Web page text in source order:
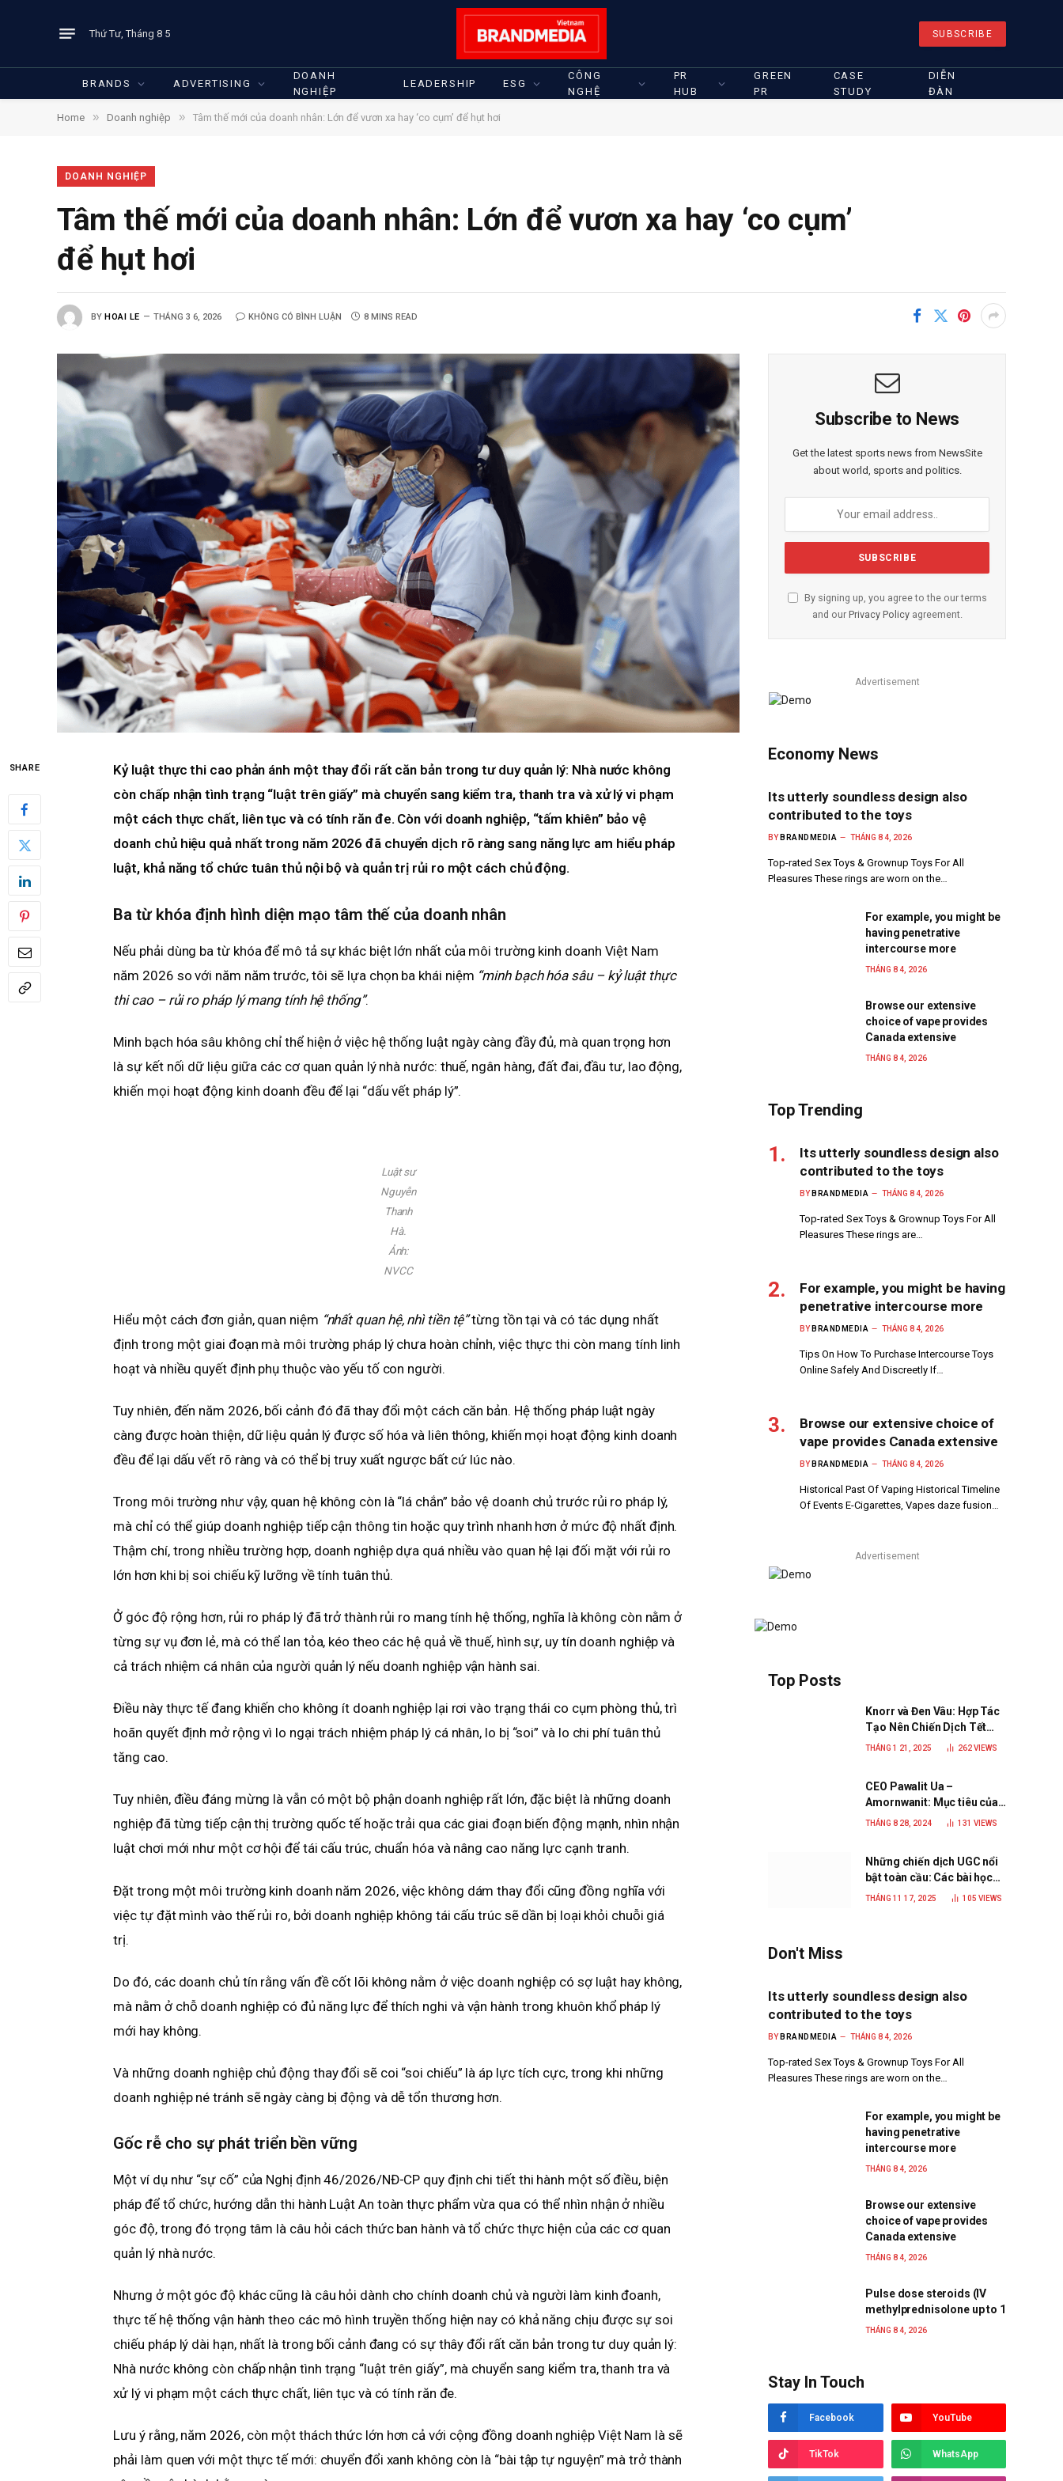
Thứ Tư, Tháng 8 5 SUBSCRIBE
BRANDS ADVERTISING
DOANH
NGHIỆP
LEADERSHIP ESG
CÔNG
NGHỆ
PR
HUB
GREEN
PR
CASE
STUDY
DIỄN
ĐÀN
Home » Doanh nghiệp » Tâm thế mới của doanh nhân: Lớn để vươn xa hay ‘co cụm’ để hụt hơi
DOANH NGHIỆP
Tâm thế mới của doanh nhân: Lớn để vươn xa hay ‘co cụm’
để hụt hơi
BY HOAI LE THÁNG 3 6, 2026 KHÔNG CÓ BÌNH LUẬN 8 MINS READ
SHARE
Kỷ luật thực thi cao phản ánh một thay đổi rất căn bản trong tư duy quản lý: Nhà nước không
còn chấp nhận tình trạng “luật trên giấy” mà chuyển sang kiểm tra, thanh tra và xử lý vi phạm
một cách thực chất, liên tục và có tính răn đe. Còn với doanh nghiệp, “tấm khiên” bảo vệ
doanh chủ hiệu quả nhất trong năm 2026 đã chuyển dịch rõ ràng sang năng lực am hiểu pháp
luật, khả năng tổ chức tuân thủ nội bộ và quản trị rủi ro một cách chủ động.
Ba từ khóa định hình diện mạo tâm thế của doanh nhân
Nếu phải dùng ba từ khóa để mô tả sự khác biệt lớn nhất của môi trường kinh doanh Việt Nam
năm 2026 so với năm năm trước, tôi sẽ lựa chọn ba khái niệm “minh bạch hóa sâu – kỷ luật thực
thi cao – rủi ro pháp lý mang tính hệ thống”.
Minh bạch hóa sâu không chỉ thể hiện ở việc hệ thống luật ngày càng đầy đủ, mà quan trọng hơn
là sự kết nối dữ liệu giữa các cơ quan quản lý nhà nước: thuế, ngân hàng, đất đai, đầu tư, lao động,
khiến mọi hoạt động kinh doanh đều để lại “dấu vết pháp lý”.
Luật sư
Nguyễn
Thanh
Hà.
Ảnh:
NVCC
Hiểu một cách đơn giản, quan niệm “nhất quan hệ, nhì tiền tệ”từng tồn tại và có tác dụng nhất
định trong một giai đoạn mà môi trường pháp lý chưa hoàn chỉnh, việc thực thi còn mang tính linh
hoạt và nhiều quyết định phụ thuộc vào yếu tố con người.
Tuy nhiên, đến năm 2026, bối cảnh đó đã thay đổi một cách căn bản. Hệ thống pháp luật ngày
càng được hoàn thiện, dữ liệu quản lý được số hóa và liên thông, khiến mọi hoạt động kinh doanh
đều để lại dấu vết rõ ràng và có thể bị truy xuất ngược bất cứ lúc nào.
Trong môi trường như vậy, quan hệ không còn là “lá chắn” bảo vệ doanh chủ trước rủi ro pháp lý,
mà chỉ có thể giúp doanh nghiệp tiếp cận thông tin hoặc quy trình nhanh hơn ở mức độ nhất định.
Thậm chí, trong nhiều trường hợp, doanh nghiệp dựa quá nhiều vào quan hệ lại đối mặt với rủi ro
lớn hơn khi bị soi chiếu kỹ lưỡng về tính tuân thủ.
Ở góc độ rộng hơn, rủi ro pháp lý đã trở thành rủi ro mang tính hệ thống, nghĩa là không còn nằm ở
từng sự vụ đơn lẻ, mà có thể lan tỏa, kéo theo các hệ quả về thuế, hình sự, uy tín doanh nghiệp và
cả trách nhiệm cá nhân của người quản lý nếu doanh nghiệp vận hành sai.
Điều này thực tế đang khiến cho không ít doanh nghiệp lại rơi vào trạng thái co cụm phòng thủ, trì
hoãn quyết định mở rộng vì lo ngại trách nhiệm pháp lý cá nhân, lo bị “soi” và lo chi phí tuân thủ
tăng cao.
Tuy nhiên, điều đáng mừng là vẫn có một bộ phận doanh nghiệp rất lớn, đặc biệt là những doanh
nghiệp đã từng tiếp cận thị trường quốc tế hoặc trải qua các giai đoạn biến động mạnh, nhìn nhận
luật chơi mới như một cơ hội để tái cấu trúc, chuẩn hóa và nâng cao năng lực cạnh tranh.
Đặt trong một môi trường kinh doanh năm 2026, việc không dám thay đổi cũng đồng nghĩa với
việc tự đặt mình vào thế rủi ro, bởi doanh nghiệp không tái cấu trúc sẽ dần bị loại khỏi chuỗi giá
trị.
Do đó, các doanh chủ tín rằng vấn đề cốt lõi không nằm ở việc doanh nghiệp có sợ luật hay không,
mà nằm ở chỗ doanh nghiệp có đủ năng lực để thích nghi và vận hành trong khuôn khổ pháp lý
mới hay không.
Và những doanh nghiệp chủ động thay đổi sẽ coi “soi chiếu” là áp lực tích cực, trong khi những
doanh nghiệp né tránh sẽ ngày càng bị động và dễ tổn thương hơn.
Gốc rễ cho sự phát triển bền vững
Một ví dụ như “sự cố” của Nghị định 46/2026/NĐ-CP quy định chi tiết thi hành một số điều, biện
pháp để tổ chức, hướng dẫn thi hành Luật An toàn thực phẩm vừa qua có thể nhìn nhận ở nhiều
góc độ, trong đó trọng tâm là câu hỏi cách thức ban hành và tổ chức thực hiện của các cơ quan
quản lý nhà nước.
Nhưng ở một góc độ khác cũng là câu hỏi dành cho chính doanh chủ và người làm kinh đoanh,
thực tế hệ thống vận hành theo các mô hình truyền thống hiện nay có khả năng chịu được sự soi
chiếu pháp lý dài hạn, nhất là trong bối cảnh đang có sự thây đổi rất căn bản trong tư duy quản lý:
Nhà nước không còn chấp nhận tình trạng “luật trên giấy”, mà chuyển sang kiểm tra, thanh tra và
xử lý vi phạm một cách thực chất, liên tục và có tính răn đe.
Lưu ý rằng, năm 2026, còn một thách thức lớn hơn cả với cộng đồng doanh nghiệp Việt Nam là sẽ
phải làm quen với một thực tế mới: chuyển đổi xanh không còn là “bài tập tự nguyện” mà trở thành
Subscribe to News
Get the latest sports news from NewsSite
about world, sports and politics.
By signing up, you agree to the our terms
and our Privacy Policyagreement.
Advertisement
Economy News
Its utterly soundless design also
contributed to the toys
BY BRANDMEDIA THÁNG 8 4, 2026
Top-rated Sex Toys & Grownup Toys For All
Pleasures These rings are worn on the…
For example, you might be
having penetrative
intercourse more
THÁNG 8 4, 2026
Browse our extensive
choice of vape provides
Canada extensive
THÁNG 8 4, 2026
Top Trending
Its utterly soundless design also
contributed to the toys
BY BRANDMEDIA THÁNG 8 4, 2026
Top-rated Sex Toys & Grownup Toys For All
Pleasures These rings are…
For example, you might be having
penetrative intercourse more
BY BRANDMEDIA THÁNG 8 4, 2026
Tips On How To Purchase Intercourse Toys
Online Safely And Discreetly If…
Browse our extensive choice of
vape provides Canada extensive
BY BRANDMEDIA THÁNG 8 4, 2026
Historical Past Of Vaping Historical Timeline
Of Events E-Cigarettes, Vapes daze fusion…
Advertisement
Top Posts
Knorr và Đen Vâu: Hợp Tác
Tạo Nên Chiến Dịch Tết
2025 Đầy Cảm Xúc “Vị Nhà”
THÁNG 1 21, 2025 262VIEWS
CEO Pawalit Ua –
Amornwanit: Mục tiêu của
C.P. Việt Nam là trở thành
THÁNG 8 28, 2024 131VIEWS
Những chiến dịch UGC nổi
bật toàn cầu: Các bài học
đắt giá cho thương hiệu
THÁNG 11 17, 2025 105VIEWS
Don't Miss
Its utterly soundless design also
contributed to the toys
BY BRANDMEDIA THÁNG 8 4, 2026
Top-rated Sex Toys & Grownup Toys For All
Pleasures These rings are worn on the…
For example, you might be
having penetrative
intercourse more
THÁNG 8 4, 2026
Browse our extensive
choice of vape provides
Canada extensive
THÁNG 8 4, 2026
Pulse dose steroids (IV
methylprednisolone up to 1
THÁNG 8 4, 2026
Stay In Touch
Facebook YouTube
TikTok WhatsApp